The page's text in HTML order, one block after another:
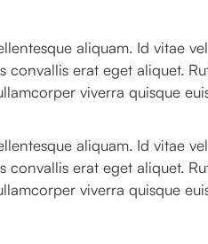
aliquam. Id vitae
erat eget aliquet.
viverra quisque
aliquam. Id vitae
erat eget aliquet.
viverra quisque